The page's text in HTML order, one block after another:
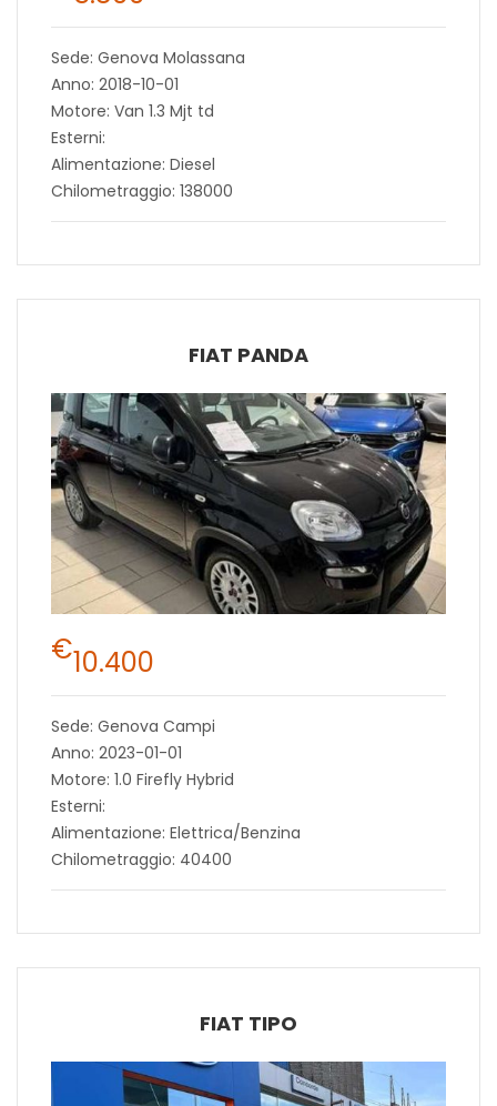
Sede: Genova Molassana
Anno: 2018-10-01
Motore: Van 1.3 Mjt td
Esterni:
Alimentazione: Diesel
Chilometraggio: 138000
FIAT PANDA
€10.400
Sede: Genova Campi
Anno: 2023-01-01
Motore: 1.0 Firefly Hybrid
Esterni:
Alimentazione: Elettrica/Benzina
Chilometraggio: 40400
FIAT TIPO